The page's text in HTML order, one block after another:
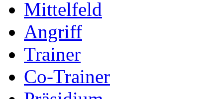
Mittelfeld
Angriff
Trainer
Co-Trainer